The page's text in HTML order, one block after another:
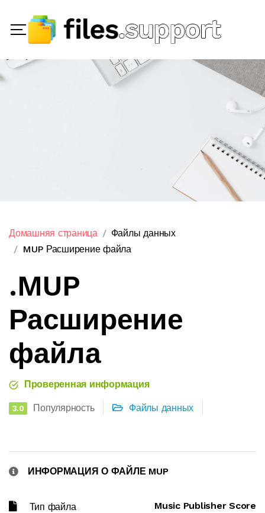
Домашняя страница
Файлы данных
MUP Расширение файла
.MUP
Расширение
файла
Проверенная информация
3.0 Популярность Файлы данных
ИНФОРМАЦИЯ О ФАЙЛЕ MUP
Тип файла Music Publisher Score